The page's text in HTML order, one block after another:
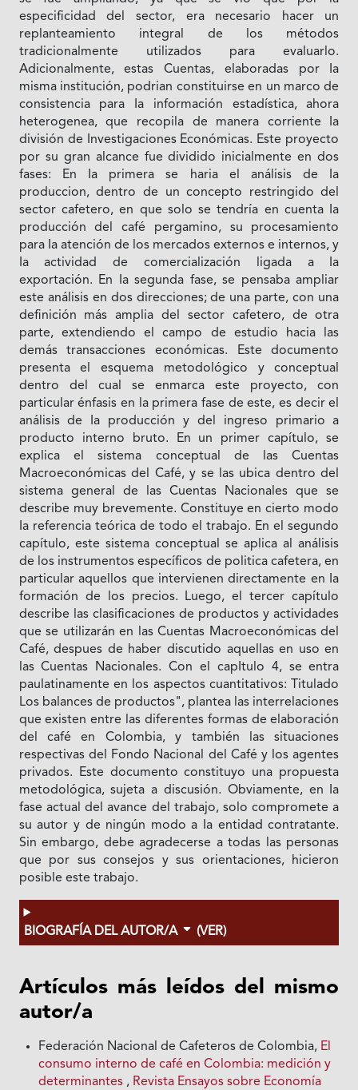
especificidad del sector, era necesario hacer un
replanteamiento integral de los métodos
tradicionalmente utilizados para evaluarlo.
Adicionalmente, estas Cuentas, elaboradas por Ia
misma institución, podrian constituirse en un marco de
consistencia para Ia información estadística, ahora
heterogenea, que recopila de manera corriente Ia
división de Investigaciones Económicas. Este proyecto
por su gran alcance fue dividido inicialmente en dos
fases: En Ia primera se haria el análisis de Ia
produccion, dentro de un concepto restringido del
sector cafetero, en que solo se tendría en cuenta Ia
producción del café pergamino, su procesamiento
para Ia atención de los mercados externos e internos, y
Ia actividad de comercialización ligada a Ia
exportación. En Ia segunda fase, se pensaba ampliar
este análisis en dos direcciones; de una parte, con una
definición más amplia del sector cafetero, de otra
parte, extendiendo el campo de estudio hacia las
demás transacciones económicas. Este documento
presenta el esquema metodológico y conceptual
dentro del cual se enmarca este proyecto, con
particular énfasis en la primera fase de este, es decir el
análisis de Ia producción y del ingreso primario a
producto interno bruto. En un primer capítulo, se
explica el sistema conceptual de las Cuentas
Macroeconómicas del Café, y se las ubica dentro del
sistema general de las Cuentas Nacionales que se
describe muy brevemente. Constituye en cierto modo
Ia referencia teórica de todo el trabajo. En el segundo
capítulo, este sistema conceptual se aplica al análisis
de los instrumentos específicos de politica cafetera, en
particular aquellos que intervienen directamente en Ia
formación de los precios. Luego, el tercer capítulo
describe las clasificaciones de productos y actividades
que se utilizarán en las Cuentas Macroeconómicas del
Café, despues de haber discutido aquellas en uso en
las Cuentas Nacionales. Con el capItulo 4, se entra
paulatinamente en los aspectos cuantitativos: Titulado
Los balances de productos", plantea las interrelaciones
que existen entre las diferentes formas de elaboración
del café en Colombia, y también las situaciones
respectivas del Fondo Nacional del Café y los agentes
privados. Este documento constituyo una propuesta
metodológica, sujeta a discusión. Obviamente, en Ia
fase actual del avance del trabajo, solo compromete a
su autor y de ningún modo a Ia entidad contratante.
Sin embargo, debe agradecerse a todas las personas
que por sus consejos y sus orientaciones, hicieron
posible este trabajo.
BIOGRAFÍA DEL AUTOR/A (VER)
Artículos más leídos del mismo
autor/a
Federación Nacional de Cafeteros de Colombia, El
consumo interno de café en Colombia: medición y
determinantes , Revista Ensayos sobre Economía